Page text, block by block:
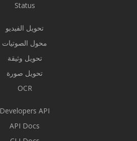
Status
تحويل الفيديو
محول الصوتيات
تحويل وثيقة
تحويل صورة
OCR
Developers API
API Docs